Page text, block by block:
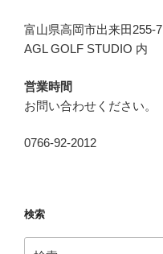
富山県高岡市出来田255-7
AGL GOLF STUDIO 内
営業時間
お問い合わせください。
0766-92-2012
検索